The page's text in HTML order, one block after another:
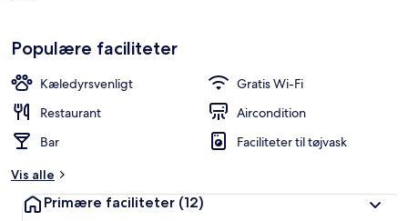
Populære faciliteter
Kæledyrsvenligt
Gratis Wi-Fi
Restaurant
Aircondition
Bar
Faciliteter til tøjvask
Vis alle
Primære faciliteter (12)